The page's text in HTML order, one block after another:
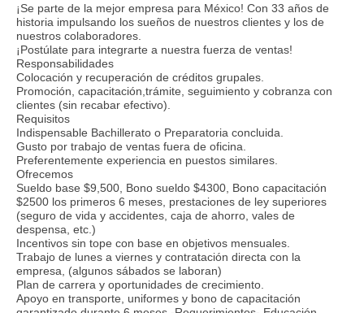
¡Se parte de la mejor empresa para México! Con 33 años de
historia impulsando los sueños de nuestros clientes y los de
nuestros colaboradores.
¡Postúlate para integrarte a nuestra fuerza de ventas!
Responsabilidades
Colocación y recuperación de créditos grupales.
Promoción, capacitación,trámite, seguimiento y cobranza con
clientes (sin recabar efectivo).
Requisitos
Indispensable Bachillerato o Preparatoria concluida.
Gusto por trabajo de ventas fuera de oficina.
Preferentemente experiencia en puestos similares.
Ofrecemos
Sueldo base $9,500, Bono sueldo $4300, Bono capacitación
$2500 los primeros 6 meses, prestaciones de ley superiores
(seguro de vida y accidentes, caja de ahorro, vales de
despensa, etc.)
Incentivos sin tope con base en objetivos mensuales.
Trabajo de lunes a viernes y contratación directa con la
empresa, (algunos sábados se laboran)
Plan de carrera y oportunidades de crecimiento.
Apoyo en transporte, uniformes y bono de capacitación